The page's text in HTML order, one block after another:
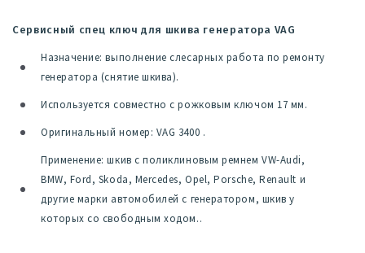
Сервисный спец ключ для шкива генератора VAG
Назначение: выполнение слесарных работа по ремонту
генератора (снятие шкива).
Используется совместно с рожковым ключом 17 мм.
Оригинальный номер: VAG 3400 .
Применение: шкив с поликлиновым ремнем VW-Audi,
BMW, Ford, Skoda, Mercedes, Opel, Porsche, Renault и
другие марки автомобилей с генератором, шкив у
которых со свободным ходом..